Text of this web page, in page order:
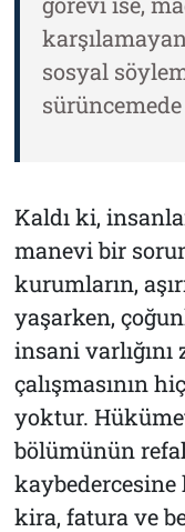
sosyal
Kaldı ki,
manevi bir
kurumların,
yaşarken,
insani
çalışmasının
yoktur.
bölümünün
kira, fatura ve